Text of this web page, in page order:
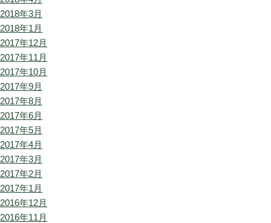
2018年3月
2018年1月
2017年12月
2017年11月
2017年10月
2017年9月
2017年8月
2017年6月
2017年5月
2017年4月
2017年3月
2017年2月
2017年1月
2016年12月
2016年11月